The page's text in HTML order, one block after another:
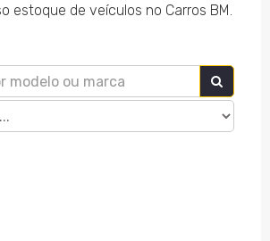
estoque de veículos no Carros BM.